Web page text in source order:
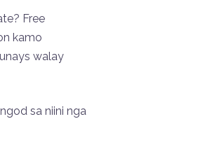
Free
kamo
walay
sa niini nga